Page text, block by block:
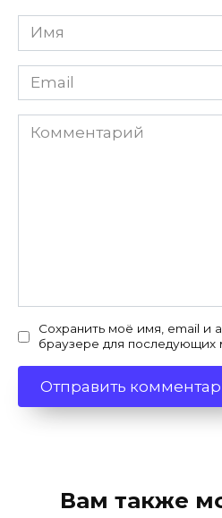
Имя
Email
Комментарий
Сохранить моё имя, email и
браузере для последующих
Вам также